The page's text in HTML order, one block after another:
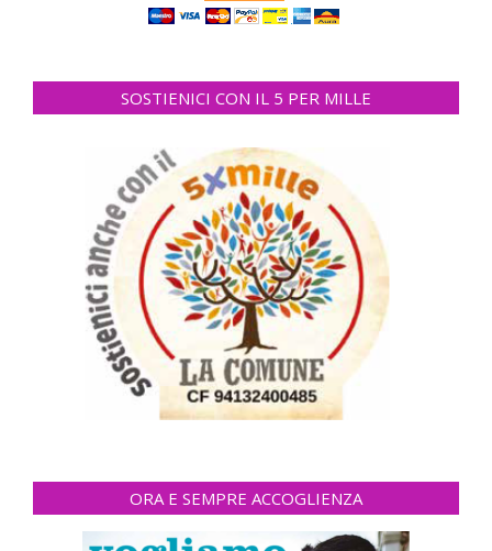
SOSTIENICI CON IL 5 PER MILLE
ORA E SEMPRE ACCOGLIENZA